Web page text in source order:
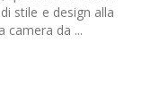
stile e design alla
camera da ...